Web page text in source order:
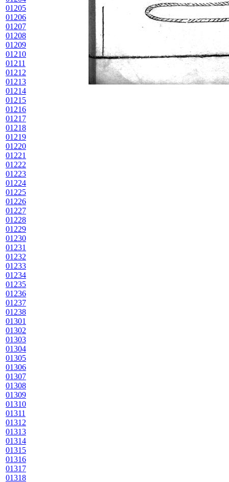
01205
01206
01207
01208
01209
01210
01211
01212
01213
01214
01215
01216
01217
01218
01219
01220
01221
01222
01223
01224
01225
01226
01227
01228
01229
01230
01231
01232
01233
01234
01235
01236
01237
01238
01301
01302
01303
01304
01305
01306
01307
01308
01309
01310
01311
01312
01313
01314
01315
01316
01317
01318